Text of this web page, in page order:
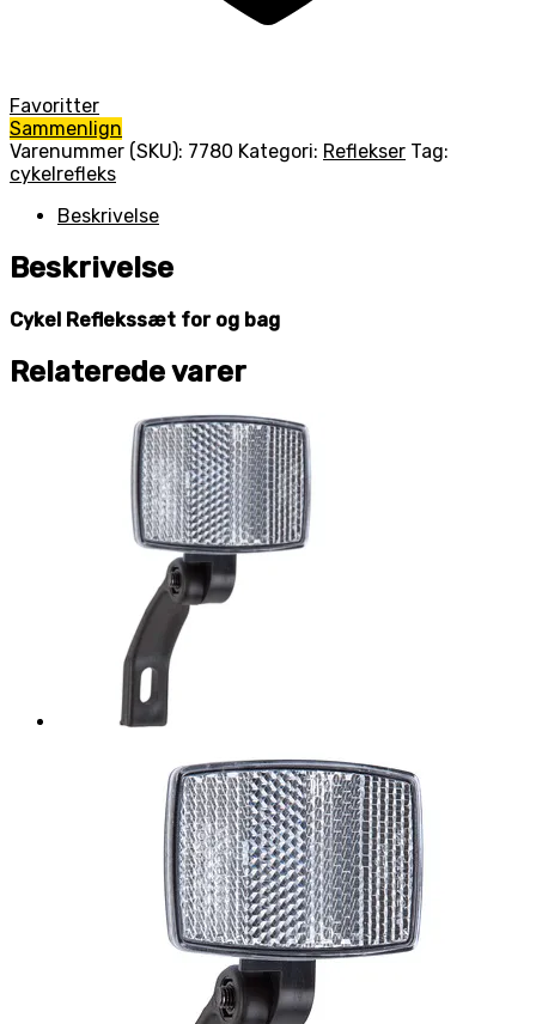
Favoritter
Sammenlign
Varenummer (SKU): 7780 Kategori: Reflekser Tag:
cykelrefleks
Beskrivelse
Beskrivelse
Cykel Reflekssæt for og bag
Relaterede varer